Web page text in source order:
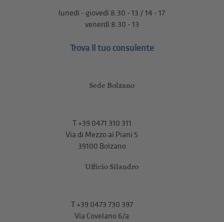
lunedì - giovedì 8.30 - 13 / 14 - 17
venerdì 8.30 - 13
Trova il tuo consulente
Sede Bolzano
T+39 0471 310 311
Via di Mezzo ai Piani 5
39100 Bolzano
Ufficio Silandro
T+39 0473 730 397
Via Covelano 6/a